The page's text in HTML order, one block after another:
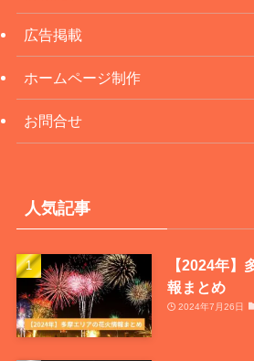
広告掲載
ホームページ制作
お問合せ
人気記事
【2024年】
報まとめ
2024年7月26日